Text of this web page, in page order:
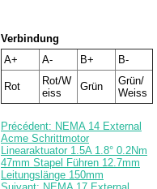
Verbindung
A+
A- B+ B-
Rot
Rot/W
eiss
Grün
Grün/
Weiss
Précédent: NEMA 14 External
Acme Schrittmotor
Linearaktuator 1.5A 1.8° 0.2Nm
47mm Stapel Führen 12.7mm
Leitungslänge 150mm